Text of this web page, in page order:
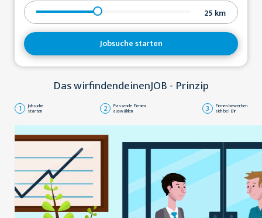
25 km
Jobsuche starten
Das wirfindendeinenJOB - Prinzip
1 Jobsuche
starten 2 Passende Firmen
auswählen 3 Firmen bewerben
sich bei Dir